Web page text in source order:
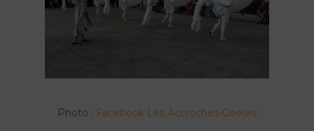
Photo : Facebook Les Accroches-Coeurs